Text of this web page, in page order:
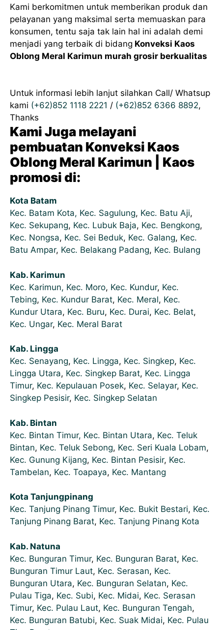
Kami berkomitmen untuk memberikan produk dan
pelayanan yang maksimal serta memuaskan para
konsumen, tentu saja tak lain hal ini adalah demi
menjadi yang terbaik di bidang Konveksi Kaos
Oblong Meral Karimun murah grosir berkualitas
Untuk informasi lebih lanjut silahkan Call/ Whatsup
kami (+62)852 1118 2221 / (+62)852 6366 8892,
Thanks
Kami Juga melayani
pembuatan Konveksi Kaos
Oblong Meral Karimun | Kaos
promosi di:
Kota Batam
Kec. Batam Kota, Kec. Sagulung, Kec. Batu Aji,
Kec. Sekupang, Kec. Lubuk Baja, Kec. Bengkong,
Kec. Nongsa, Kec. Sei Beduk, Kec. Galang, Kec.
Batu Ampar, Kec. Belakang Padang, Kec. Bulang
Kab. Karimun
Kec. Karimun, Kec. Moro, Kec. Kundur, Kec.
Tebing, Kec. Kundur Barat, Kec. Meral, Kec.
Kundur Utara, Kec. Buru, Kec. Durai, Kec. Belat,
Kec. Ungar, Kec. Meral Barat
Kab. Lingga
Kec. Senayang, Kec. Lingga, Kec. Singkep, Kec.
Lingga Utara, Kec. Singkep Barat, Kec. Lingga
Timur, Kec. Kepulauan Posek, Kec. Selayar, Kec.
Singkep Pesisir, Kec. Singkep Selatan
Kab. Bintan
Kec. Bintan Timur, Kec. Bintan Utara, Kec. Teluk
Bintan, Kec. Teluk Sebong, Kec. Seri Kuala Lobam,
Kec. Gunung Kijang, Kec. Bintan Pesisir, Kec.
Tambelan, Kec. Toapaya, Kec. Mantang
Kota Tanjungpinang
Kec. Tanjung Pinang Timur, Kec. Bukit Bestari, Kec.
Tanjung Pinang Barat, Kec. Tanjung Pinang Kota
Kab. Natuna
Kec. Bunguran Timur, Kec. Bunguran Barat, Kec.
Bunguran Timur Laut, Kec. Serasan, Kec.
Bunguran Utara, Kec. Bunguran Selatan, Kec.
Pulau Tiga, Kec. Subi, Kec. Midai, Kec. Serasan
Timur, Kec. Pulau Laut, Kec. Bunguran Tengah,
Kec. Bunguran Batubi, Kec. Suak Midai, Kec. Pulau